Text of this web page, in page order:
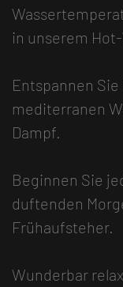
in unserem
Entspannen
mediterranen
Dampf.
Beginnen Sie
duftenden
Frühaufsteher.
Wunderbar